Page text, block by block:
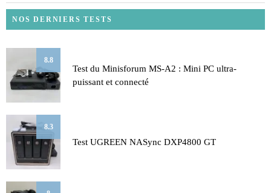
NOS DERNIERS TESTS
8.8
Test du Minisforum MS-A2 : Mini PC ultra-
puissant et connecté
8.3
Test UGREEN NASync DXP4800 GT